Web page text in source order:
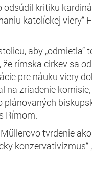
kritiku
katolíckej viery“
aby „odmietla“
že rímska cirkev sa
pre náuku viery
na zriadenie
plánovaných
Rímom.
tvrdenie